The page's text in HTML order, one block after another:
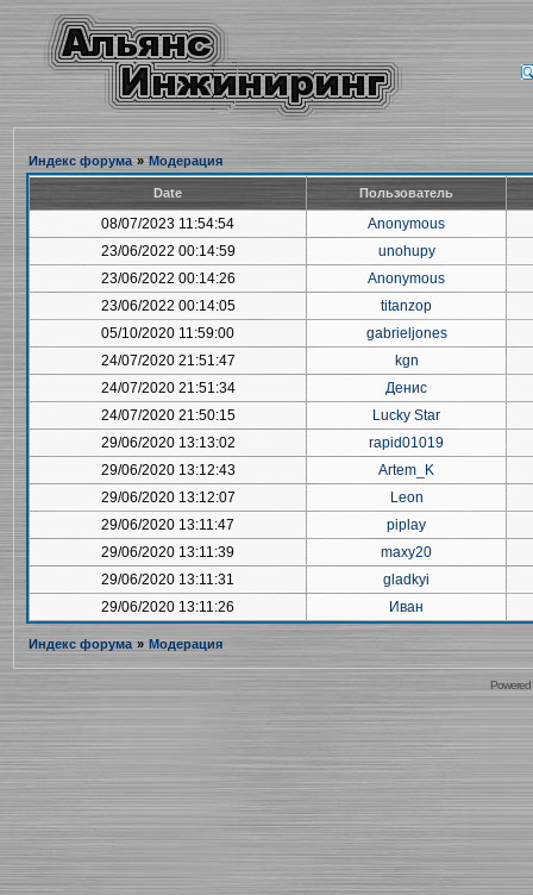
Индекс форума » Модерация
Date Пользователь
08/07/2023 11:54:54
Anonymous
23/06/2022 00:14:59
unohupy
23/06/2022 00:14:26
Anonymous
23/06/2022 00:14:05
titanzop
05/10/2020 11:59:00
gabrieljones
24/07/2020 21:51:47
kgn
24/07/2020 21:51:34
Денис
24/07/2020 21:50:15
Lucky Star
29/06/2020 13:13:02
rapid01019
29/06/2020 13:12:43
Artem_K
29/06/2020 13:12:07
Leon
29/06/2020 13:11:47
piplay
29/06/2020 13:11:39
maxy20
29/06/2020 13:11:31
gladkyi
29/06/2020 13:11:26
Иван
Индекс форума » Модерация